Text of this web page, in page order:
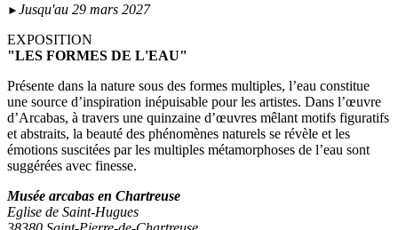
► Jusqu'au 29 mars 2027
EXPOSITION
"LES FORMES DE L'EAU"
Présente dans la nature sous des formes multiples, l’eau constitue
une source d’inspiration inépuisable pour les artistes. Dans l’œuvre
d’Arcabas, à travers une quinzaine d’œuvres mêlant motifs figuratifs
et abstraits, la beauté des phénomènes naturels se révèle et les
émotions suscitées par les multiples métamorphoses de l’eau sont
suggérées avec finesse.
Musée arcabas en Chartreuse
Eglise de Saint-Hugues